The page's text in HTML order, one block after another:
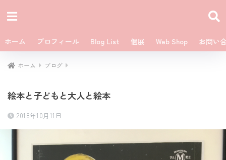
ホーム プロフィール Blog List 個展 Web Shop お問い
ホーム ブログ
絵本と子どもと大人と絵本
2018年10月11日